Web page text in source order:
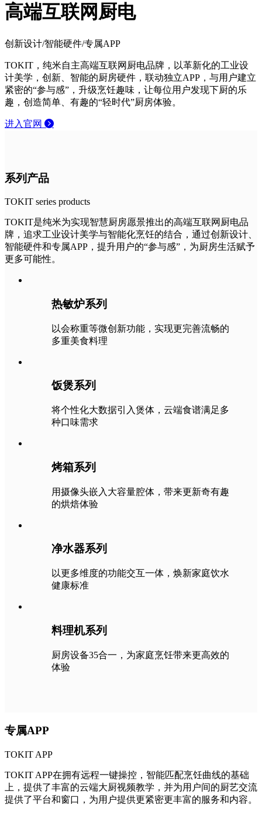
高端互联网厨电
创新设计/智能硬件/专属APP
TOKIT，纯⽶自主高端互联网厨电品牌，以⾰新化的⼯业设
计美学，创新、智能的厨房硬件，联动独⽴APP，与用户建⽴
紧密的“参与感”，升级烹饪趣味，让每位用户发现下厨的乐
趣，创造简单、有趣的“轻时代”厨房体验。
进入官网
系列产品
TOKIT series products
TOKIT是纯米为实现智慧厨房愿景推出的高端互联网厨电品
牌，追求工业设计美学与智能化烹饪的结合，通过创新设计、
智能硬件和专属APP，提升用户的“参与感”，为厨房生活赋予
更多可能性。
热敏炉系列
以会称重等微创新功能，实现更完善流畅的
多重美食料理
饭煲系列
将个性化大数据引入煲体，云端食谱满足多
种口味需求
烤箱系列
用摄像头嵌入大容量腔体，带来更新奇有趣
的烘焙体验
净水器系列
以更多维度的功能交互一体，焕新家庭饮水
健康标准
料理机系列
厨房设备35合一，为家庭烹饪带来更高效的
体验
专属APP
TOKIT APP
TOKIT APP在拥有远程一键操控，智能匹配烹饪曲线的基础
上，提供了丰富的云端大厨视频教学，并为用户间的厨艺交流
提供了平台和窗口，为用户提供更紧密更丰富的服务和内容。